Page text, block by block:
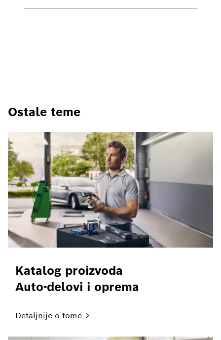
Ostale teme
Katalog proizvoda
Auto-delovi i oprema
Detaljnije o tome